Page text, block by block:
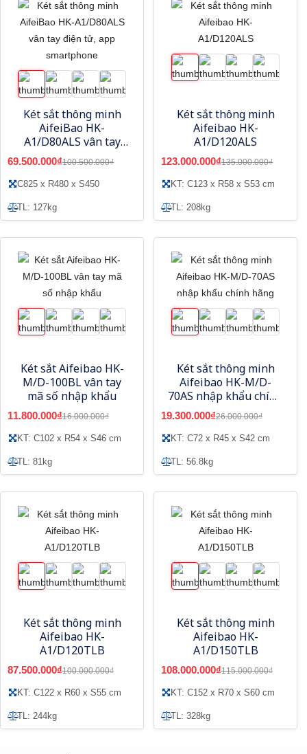
Két sắt thông minh
AifeiBao HK-
A1/D80ALS vân tay
điện tử, app
smartphone
69.500.000₫100.500.000₫
C825 x R480 x S450
TL: 127kg
Két sắt thông minh
Aifeibao HK-
A1/D120ALS
123.000.000₫135.000.000₫
KT: C123 x R58 x S53 cm
TL: 208kg
Két sắt Aifeibao HK-
M/D-100BL vân tay
mã số nhập khẩu
11.800.000₫16.000.000₫
KT: C102 x R54 x S46 cm
TL: 81kg
Két sắt thông minh
Aifeibao HK-M/D-
70AS nhập khẩu chính
hãng
19.300.000₫26.000.000₫
KT: C72 x R45 x S42 cm
TL: 56.8kg
Két sắt thông minh
Aifeibao HK-
A1/D120TLB
87.500.000₫100.000.000₫
KT: C122 x R60 x S55 cm
TL: 244kg
Két sắt thông minh
Aifeibao HK-
A1/D150TLB
108.000.000₫115.000.000₫
KT: C152 x R70 x S60 cm
TL: 328kg